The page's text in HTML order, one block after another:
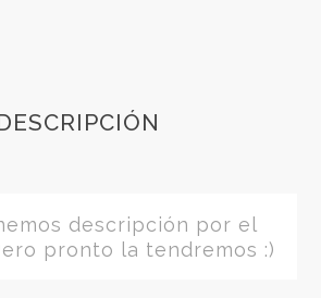
DESCRIPCIÓN
descripción por el
pronto la tendremos :)